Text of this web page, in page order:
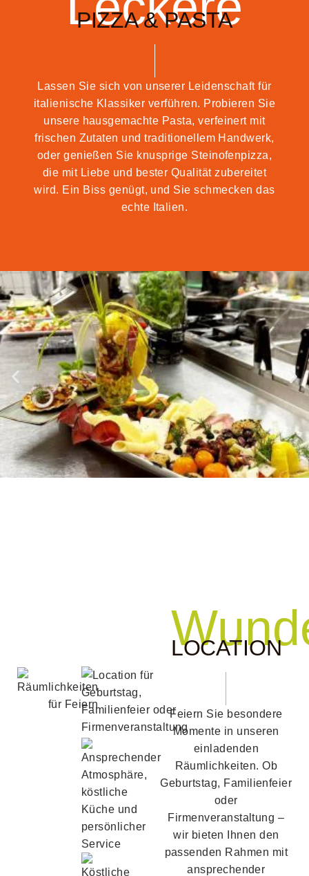
PIZZA & PASTA
Lassen Sie sich von unserer Leidenschaft für
italienische Klassiker verführen. Probieren Sie
unsere hausgemachte Pasta, verfeinert mit
frischen Zutaten und traditionellem Handwerk,
oder genießen Sie knusprige Steinofenpizza,
die mit Liebe und bester Qualität zubereitet
wird. Ein Biss genügt, und Sie schmecken das
echte Italien.
LOCATION
Feiern Sie besondere
Momente in unseren
einladenden
Räumlichkeiten. Ob
Geburtstag, Familienfeier
oder
Firmenveranstaltung –
wir bieten Ihnen den
passenden Rahmen mit
ansprechender